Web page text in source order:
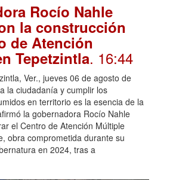
Rocío Nahle
la construcción
de Atención
Tepetzintla. 16:44
Ver., jueves 06 de agosto de
la ciudadanía y cumplir los
en territorio es la esencia de la
la gobernadora Rocío Nahle
el Centro de Atención Múltiple
obra comprometida durante su
en 2024, tras a